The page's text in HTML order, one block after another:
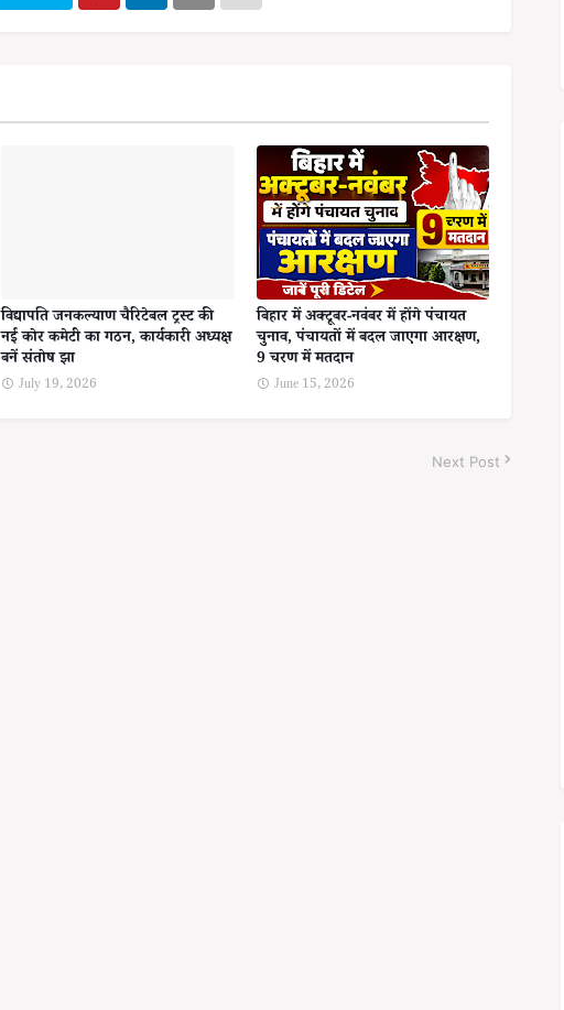
विद्यापति जनकल्याण चैरिटेबल ट्रस्ट की
नई कोर कमेटी का गठन, कार्यकारी अध्यक्ष
बनें संतोष झा
July 19, 2026
बिहार में अक्टूबर-नवंबर में होंगे पंचायत
चुनाव, पंचायतों में बदल जाएगा आरक्षण,
9 चरण में मतदान
June 15, 2026
Next Post